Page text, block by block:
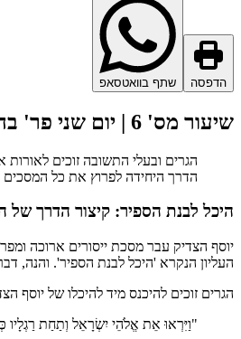
הדפסה שתף בוואטסאפ
שיעור מס' 6 | יום שני פר' בהר ח' אייר תשנ"ה המשך ממס' 5
הגרים ובעלי התשובה זוכים
הדרך היחידה לפרוץ את כל המסכים
היכל לבנת הספיר: קיצור הדרך של
יוסף הצדיק עבר מסכת ייסורים ארוכה
העליון הנקרא 'היכל לבנת הספיר'. והנה,
הגרים זוכים להיכנס מיד להיכלו של יוסף
"וַיִּרְאוּ אֵת אֱלֹהֵי יִשְׂרָאֵל וְתַחַת